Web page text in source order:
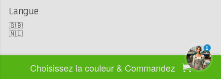
Choisissez la couleur & Commandez
Langue
🇬🇧
🇳🇱
Copyright 2026 Polyestershoppen bv
1